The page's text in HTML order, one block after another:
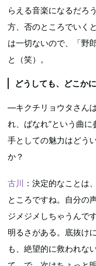
らえる音楽になるだろ
方、否のところでいく
は一切ないので、「野
と（笑）。
どうしても、どこか
―キクチリョウタさん
れ、ばなれ”という曲
手としての魅力はどう
か？
古川 ：決定的なことは
ところですね。自分の
ジメジメしちゃうんで
明るさがある。底抜け
も、絶望的に救われな